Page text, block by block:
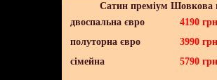
Сатин преміум Шовкова
двоспальна євро
4190
полуторна євро 3990
сімейна 5790